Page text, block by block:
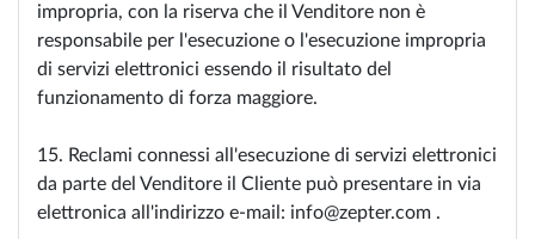
impropria, con la riserva che il Venditore non è
responsabile per l'esecuzione o l'esecuzione impropria
di servizi elettronici essendo il risultato del
funzionamento di forza maggiore.
15. Reclami connessi all'esecuzione di servizi elettronici
da parte del Venditore il Cliente può presentare in via
elettronica all'indirizzo e-mail: info@zepter.com .